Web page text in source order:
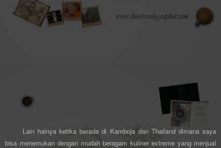
Lain halnya ketika berada di Kamboja dan Thailand dimana saya
bisa menemukan dengan mudah beragam kuliner extreme yang menjual